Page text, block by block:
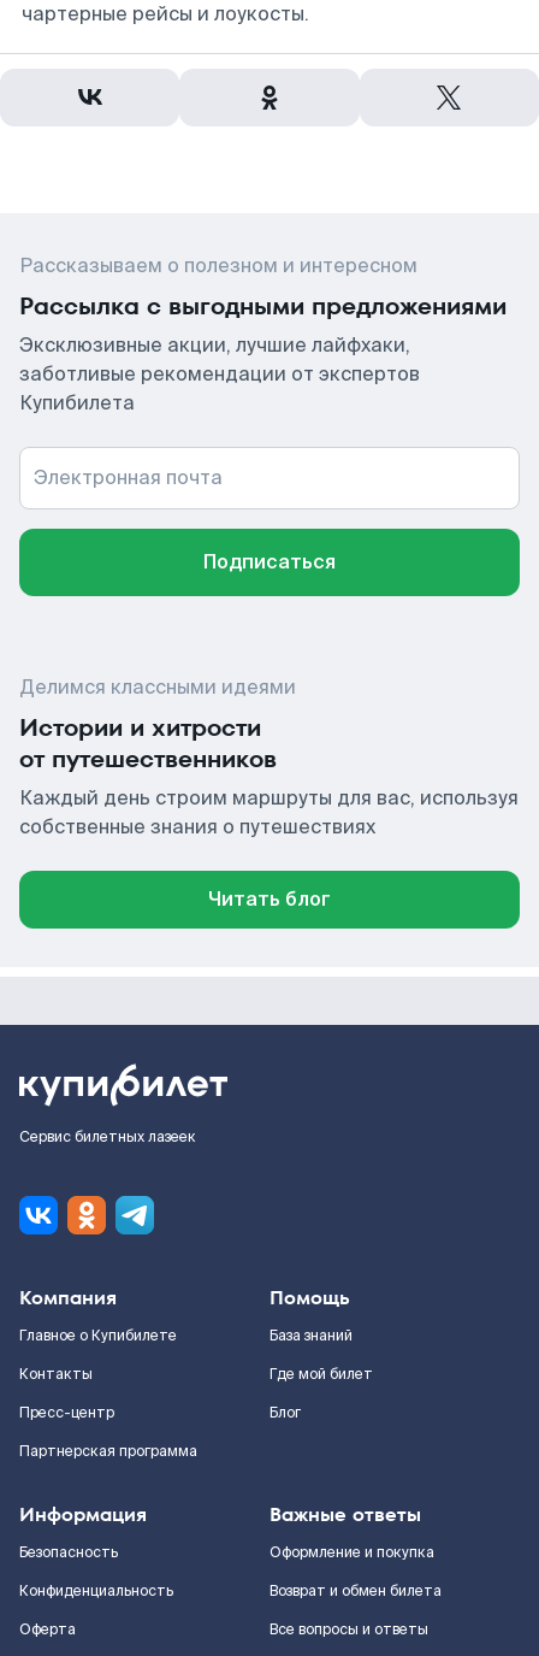
чартерные рейсы и лоукосты.
Рассказываем о полезном и интересном
Рассылка с выгодными предложениями
Эксклюзивные акции, лучшие лайфхаки,
заботливые рекомендации от экспертов
Купибилета
Электронная почта
Подписаться
Делимся классными идеями
Истории и хитрости
от путешественников
Каждый день строим маршруты для вас, используя
собственные знания о путешествиях
Читать блог
Сервис билетных лазеек
Компания
Главное о Купибилете
Контакты
Пресс-центр
Партнерская программа
Помощь
База знаний
Где мой билет
Блог
Информация
Безопасность
Конфиденциальность
Оферта
Важные ответы
Оформление и покупка
Возврат и обмен билета
Все вопросы и ответы